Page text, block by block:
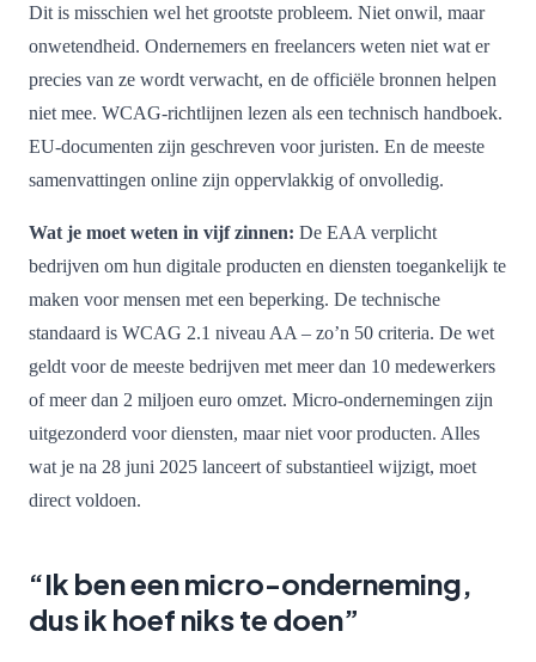
Dit is misschien wel het grootste probleem. Niet onwil, maar
onwetendheid. Ondernemers en freelancers weten niet wat er
precies van ze wordt verwacht, en de officiële bronnen helpen
niet mee. WCAG-richtlijnen lezen als een technisch handboek.
EU-documenten zijn geschreven voor juristen. En de meeste
samenvattingen online zijn oppervlakkig of onvolledig.
Wat je moet weten in vijf zinnen: De EAA verplicht
bedrijven om hun digitale producten en diensten toegankelijk te
maken voor mensen met een beperking. De technische
standaard is WCAG 2.1 niveau AA – zo’n 50 criteria. De wet
geldt voor de meeste bedrijven met meer dan 10 medewerkers
of meer dan 2 miljoen euro omzet. Micro-ondernemingen zijn
uitgezonderd voor diensten, maar niet voor producten. Alles
wat je na 28 juni 2025 lanceert of substantieel wijzigt, moet
direct voldoen.
“Ik ben een micro-onderneming,
dus ik hoef niks te doen”